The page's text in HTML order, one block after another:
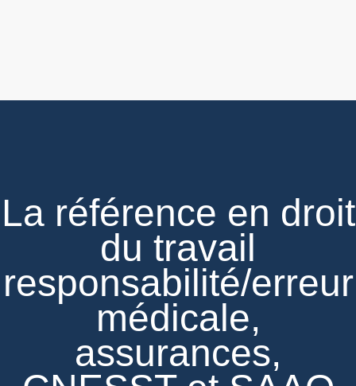
La référence en droit
du travail
responsabilité/erreur
médicale,
assurances,